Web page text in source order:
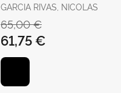
GARCIA RIVAS, NICOLAS
65,00 €
61,75 €